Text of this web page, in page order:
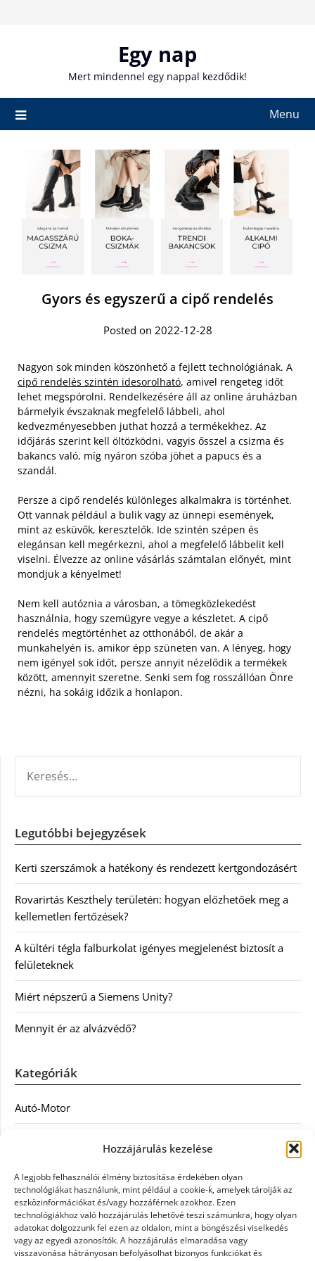
Hozzájárulás kezelése
A legjobb felhasználói élmény biztosítása érdekében olyan
technológiákat használunk, mint például a cookie-k, amelyek tárolják az
eszközinformációkat és/vagy hozzáférnek azokhoz. Ezen
technológiákhoz való hozzájárulás lehetővé teszi számunkra, hogy olyan
adatokat dolgozzunk fel ezen az oldalon, mint a böngészési viselkedés
vagy az egyedi azonosítók. A hozzájárulás elmaradása vagy
visszavonása hátrányosan befolyásolhat bizonyos funkciókat és
Egy nap
Mert mindennel egy nappal kezdődik!
Menu
Gyors és egyszerű a cipő rendelés
Posted on 2022-12-28
Nagyon sok minden köszönhető a fejlett technológiának. A
cipő rendelés szintén idesorolható, amivel rengeteg időt
lehet megspórolni. Rendelkezésére áll az online áruházban
bármelyik évszaknak megfelelő lábbeli, ahol
kedvezményesebben juthat hozzá a termékekhez. Az
időjárás szerint kell öltözködni, vagyis ősszel a csizma és
bakancs való, míg nyáron szóba jöhet a papucs és a
szandál.
Persze a cipő rendelés különleges alkalmakra is történhet.
Ott vannak például a bulik vagy az ünnepi események,
mint az esküvők, keresztelők. Ide szintén szépen és
elegánsan kell megérkezni, ahol a megfelelő lábbelit kell
viselni. Élvezze az online vásárlás számtalan előnyét, mint
mondjuk a kényelmet!
Nem kell autóznia a városban, a tömegközlekedést
használnia, hogy szemügyre vegye a készletet. A cipő
rendelés megtörténhet az otthonából, de akár a
munkahelyén is, amikor épp szüneten van. A lényeg, hogy
nem igényel sok időt, persze annyit nézelődik a termékek
között, amennyit szeretne. Senki sem fog rosszállóan Önre
nézni, ha sokáig időzik a honlapon.
Legutóbbi bejegyzések
Kerti szerszámok a hatékony és rendezett kertgondozásért
Rovarirtás Keszthely területén: hogyan előzhetőek meg a
kellemetlen fertőzések?
A kültéri tégla falburkolat igényes megjelenést biztosít a
felületeknek
Miért népszerű a Siemens Unity?
Mennyit ér az alvázvédő?
Kategóriák
Autó-Motor
Egészség
Egyéb
Étel